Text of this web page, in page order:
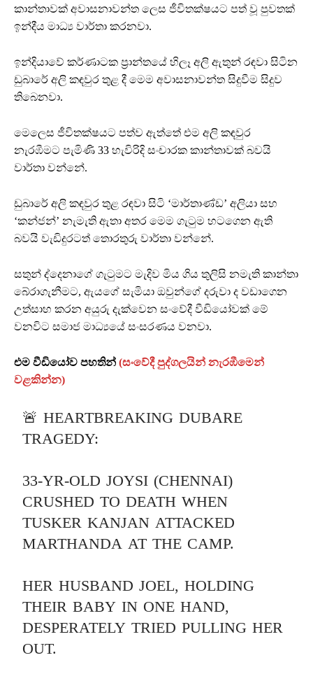
කාන්තාවක් අවාසනාවන්ත ලෙස ජීවිතක්ෂයට පත් වූ පුවතක්
ඉන්දීය මාධ්‍ය වාර්තා කරනවා.
ඉන්දියාවේ කර්ණාටක ප්‍රාන්තයේ හිලෑ අලි ඇතුන් රඳවා සිටින
ඩුබාරේ අලි කඳවුර තුළ දී මෙම අවාසනාවන්ත සිදුවීම සිදුව
තිබෙනවා.
මෙලෙස ජීවිතක්ෂයට පත්ව ඇත්තේ එම අලි කඳවුර
නැරඹීමට පැමිණි 33 හැවිරිදි සංචාරක කාන්තාවක් බවයි
වාර්තා වන්නේ.
ඩුබාරේ අලි කඳවුර තුළ රඳවා සිටි ‘මාර්තාණ්ඩ’ අලියා සහ
‘කන්ජන්’ නැමැති ඇතා අතර මෙම ගැටුම හටගෙන ඇති
බවයි වැඩිදුරටත් තොරතුරු වාර්තා වන්නේ.
සතුන් ද්දෙනාගේ ගැටුමට මැදිව මිය ගිය තුලිසි නමැති කාන්තා
බේරාගැනීමට, ඇයගේ සැමියා ඔවුන්ගේ දරුවා ද වඩාගෙන
උත්සාහ කරන අයුරු දැක්වෙන සංවේදී වීඩියෝවක් මේ
වනවිට සමාජ මාධ්‍යයේ සංසරණය වනවා.
එම වීඩියෝව පහතින් (සංවේදී පුද්ගලයින් නැරඹීමෙන්
වළකින්න)
🚨 HEARTBREAKING DUBARE
TRAGEDY:
33-YR-OLD JOYSI (CHENNAI)
CRUSHED TO DEATH WHEN
TUSKER KANJAN ATTACKED
MARTHANDA AT THE CAMP.
HER HUSBAND JOEL, HOLDING
THEIR BABY IN ONE HAND,
DESPERATELY TRIED PULLING HER
OUT.